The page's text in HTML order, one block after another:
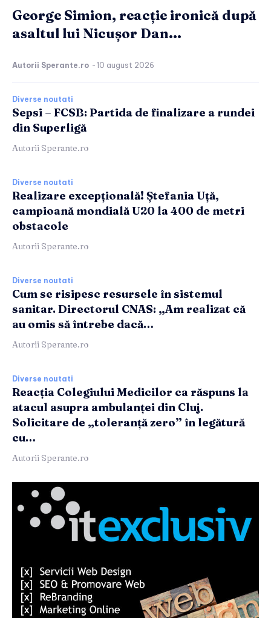
George Simion, reacție ironică după
asaltul lui Nicușor Dan...
Autorii Sperante.ro - 10 august 2026
Diverse noutati
Sepsi – FCSB: Partida de finalizare a rundei
din Superligă
Autorii Sperante.ro
Diverse noutati
Realizare excepțională! Ștefania Uță,
campioană mondială U20 la 400 de metri
obstacole
Autorii Sperante.ro
Diverse noutati
Cum se risipesc resursele în sistemul
sanitar. Directorul CNAS: „Am realizat că
au omis să întrebe dacă…
Autorii Sperante.ro
Diverse noutati
Reacția Colegiului Medicilor ca răspuns la
atacul asupra ambulanței din Cluj.
Solicitare de „toleranță zero” în legătură
cu…
Autorii Sperante.ro